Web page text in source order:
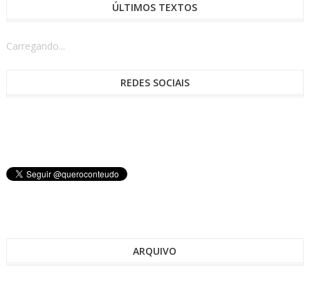
ÚLTIMOS TEXTOS
Carregando...
REDES SOCIAIS
ARQUIVO